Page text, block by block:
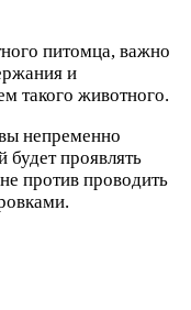
питомца, важно
и
такого животного.
непременно
будет проявлять
против проводить